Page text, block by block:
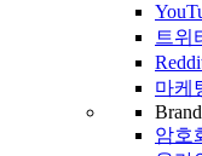
트위
마케
암호